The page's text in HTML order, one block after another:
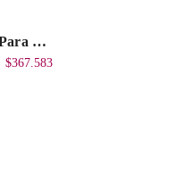
Bomba Para Fumigadora Estacionaria 22 Litros, Xp22-I.
$367.583